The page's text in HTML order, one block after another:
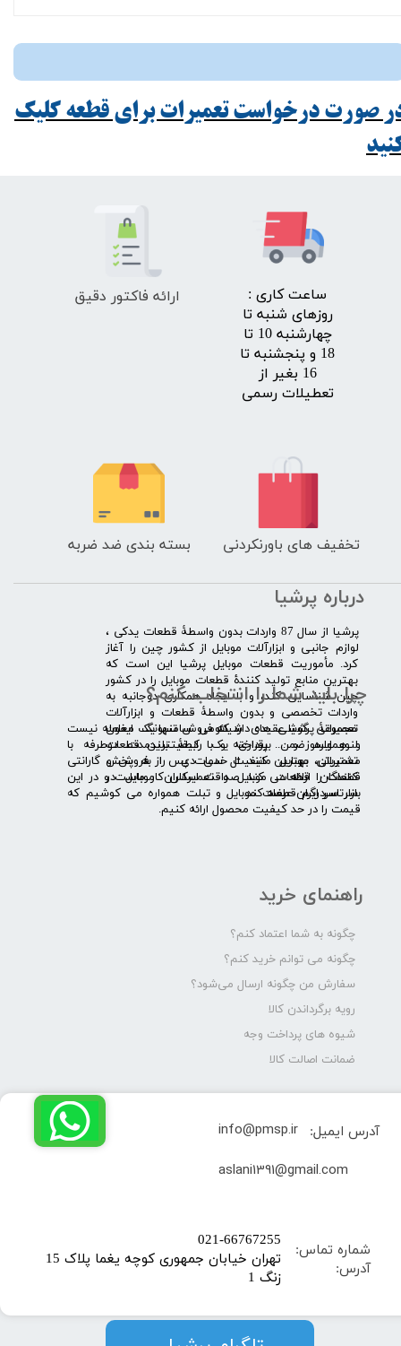
صورت درخواست تعمیرات برای قطعه کلیک
​ساعت کاری :
روزهای شنبه تا
چهارشنبه 10 تا
18 و پنجشنبه تا
16 بغیر از
تعطیلات رسمی
تخفیف های باورنکردنی بسته بندی ضد ضربه
ارائه فاکتور دقیق
درباره پرشیا
​پرشیا از سال 87 واردات بدون واسطۀ قطعات یدکی ،
لوازم جانبی و ابزارآلات موبایل از کشور چین را آغاز
کرد. مأموریت قطعات موبایل پرشیا این است که
بهترین منابع تولید کنندۀ قطعات موبایل را در کشور
چین شناسایی کند، و با ایجاد همکاری دوجانبه به
واردات تخصصی و بدون واسطۀ قطعات و ابزارآلات
تعمیراتی گوشی های شیائومی سامسونگ ایفون
لنوو ایسوز و .... پرداخته و با کیفیت­ترین قطعات
تعمیراتی موبایل مانند ال سی دی را به پخش
کنندگان قطعات موبایل و تعمیرکاران موبایل در
سرتاسر ایران عرضه کند.
راهنمای خرید
چگونه به شما اعتماد کنم؟
چگونه می توانم خرید کنم؟
سفارش من چگونه ارسال می‌شود؟
رویه برگرداندن کالا
شیوه های پرداخت وجه
ضمانت اصالت کالا
چرا باید شما را انتخاب کنم؟
​​ ​مجموعۀ پرشیا عقیده دارد که فروش تنها یک معامله نیست
و همواره ضمن برقراری یک رابطۀ بلندمدت دوطرفه با
مشتریان، بهترین کیفیت خدمات پس از فروش و گارانتی
قطعات را ارائه می­ کند. صداقت اساس کار ماست و در این
بازار سردرگم قطعات موبایل و تبلت همواره می کوشیم که
قیمت را در حد کیفیت محصول ارائه کنیم.
شماره تماس:
آدرس:
​021-66767255
تهران خیابان جمهوری کوچه یغما پلاک 15
زنگ 1
آدرس ایمیل:
info@pmsp.ir
​aslani1391@gmail.com